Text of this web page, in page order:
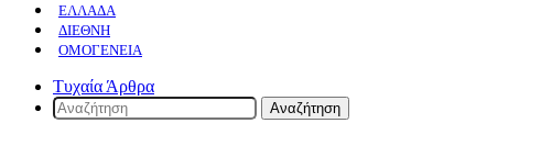
ΕΛΛΆΔΑ
ΔΙΕΘΝΉ
ΟΜΟΓΈΝΕΙΑ
Τυχαία Άρθρα
Αναζήτηση